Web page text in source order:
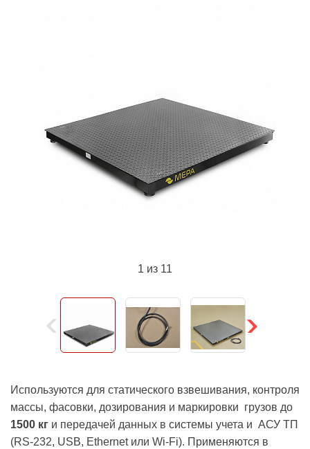
1 из 11
Используются для статического взвешивания, контроля
массы, фасовки, дозирования и маркировки грузов до
1500 кг и передачей данных в системы учета и АСУ ТП
(RS-232, USB, Ethernet или Wi-Fi). Применяются в